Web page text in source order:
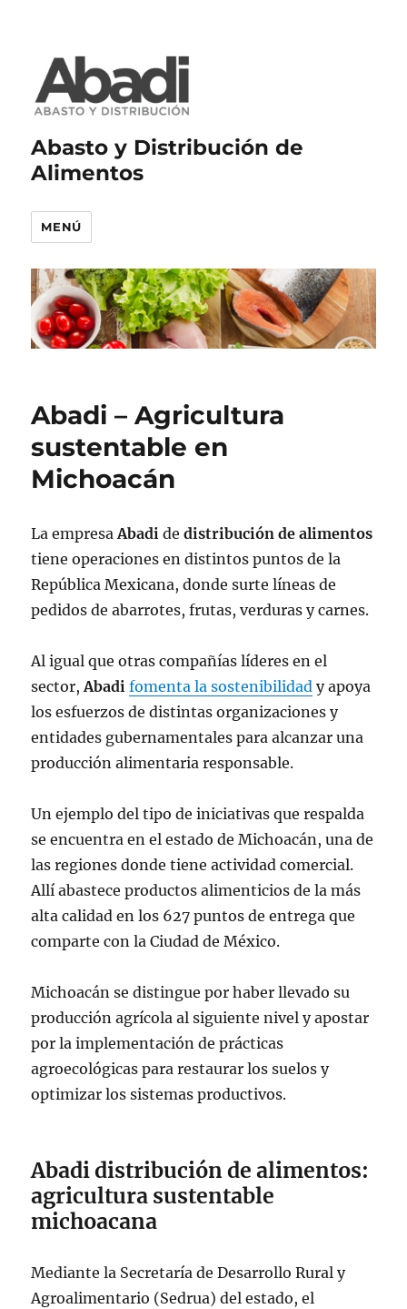
Abasto y Distribución de
Alimentos
MENÚ
Abadi – Agricultura
sustentable en
Michoacán
La empresaAbadi de distribución de alimentos
tiene operaciones en distintos puntos de la
República Mexicana, donde surte líneas de
pedidos de abarrotes, frutas, verduras y carnes.
Al igual que otras compañías líderes en el
sector,Abadi fomenta la sostenibilidad y apoya
los esfuerzos de distintas organizaciones y
entidades gubernamentales para alcanzar una
producción alimentaria responsable.
Un ejemplo del tipo de iniciativas que respalda
se encuentra en el estado de Michoacán, una de
las regiones donde tiene actividad comercial.
Allí abastece productos alimenticios de la más
alta calidad en los 627 puntos de entrega que
comparte con la Ciudad de México.
Michoacán se distingue por haber llevado su
producción agrícola al siguiente nivel y apostar
por la implementación de prácticas
agroecológicas para restaurar los suelos y
optimizar los sistemas productivos.
Abadi distribución de alimentos:
agricultura sustentable
michoacana
Mediante la Secretaría de Desarrollo Rural y
Agroalimentario (Sedrua) del estado, el